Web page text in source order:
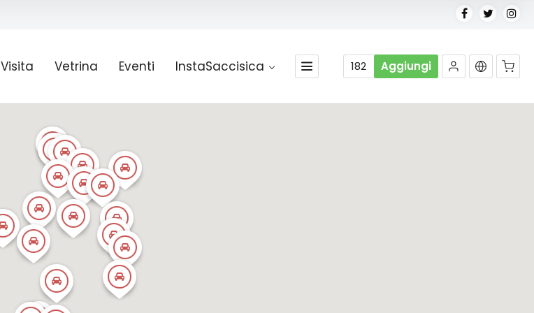
Visita Vetrina Eventi InstaSaccisica 182 Aggiungi